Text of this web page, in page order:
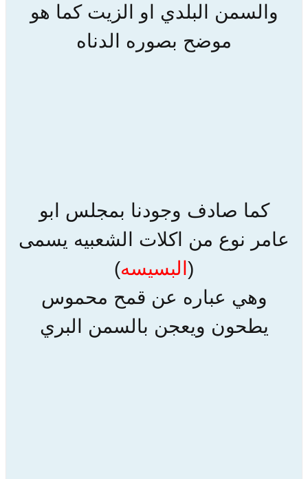
والسمن البلدي او الزيت كما هو
موضح بصوره الدناه
كما صادف وجودنا بمجلس ابو
عامر نوع من اكلات الشعبيه يسمى
( البسيسه)
وهي عباره عن قمح محموس
يطحون ويعجن بالسمن البري